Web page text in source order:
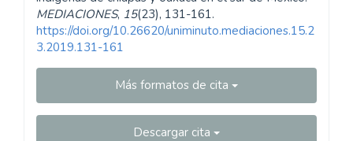
MEDIACIONES, 15(23), 131-161.
https://doi.org/10.26620/uniminuto.mediaciones.15.2
3.2019.131-161
Más formatos de cita
Descargar cita